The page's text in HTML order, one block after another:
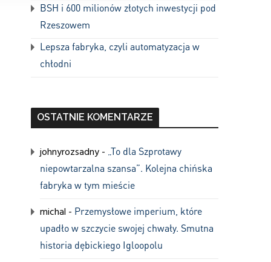
BSH i 600 milionów złotych inwestycji pod
Rzeszowem
Lepsza fabryka, czyli automatyzacja w
chłodni
OSTATNIE KOMENTARZE
johnyrozsadny- „To dla Szprotawy
niepowtarzalna szansa”. Kolejna chińska
fabryka w tym mieście
michal - Przemysłowe imperium, które
upadło w szczycie swojej chwały. Smutna
historia dębickiego Igloopolu